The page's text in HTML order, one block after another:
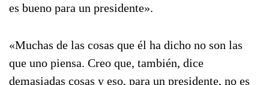
es bueno para un presidente».
«Muchas de las cosas que él ha dicho no son las
que uno piensa. Creo que, también, dice
demasiadas cosas y eso, para un presidente, no es